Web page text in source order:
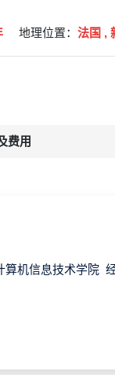
地理位置： 法国 ,
费用
机信息技术学院